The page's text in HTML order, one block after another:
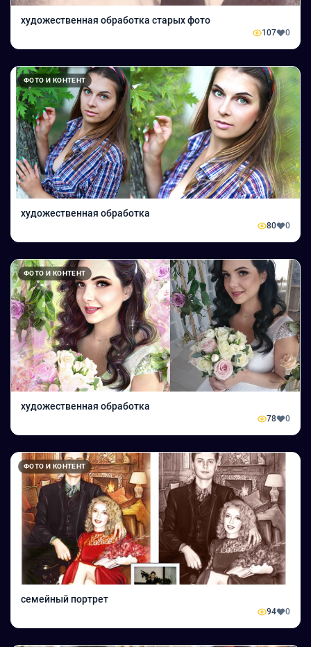
художественная обработка старых фото
107 0
ФОТО И КОНТЕНТ
художественная обработка
80 0
ФОТО И КОНТЕНТ
художественная обработка
78 0
ФОТО И КОНТЕНТ
семейный портрет
94 0